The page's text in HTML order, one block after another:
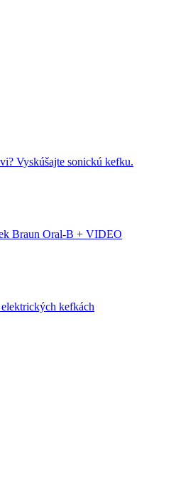
Vyskúšajte sonickú kefku.
Braun Oral-B + VIDEO
kefkách